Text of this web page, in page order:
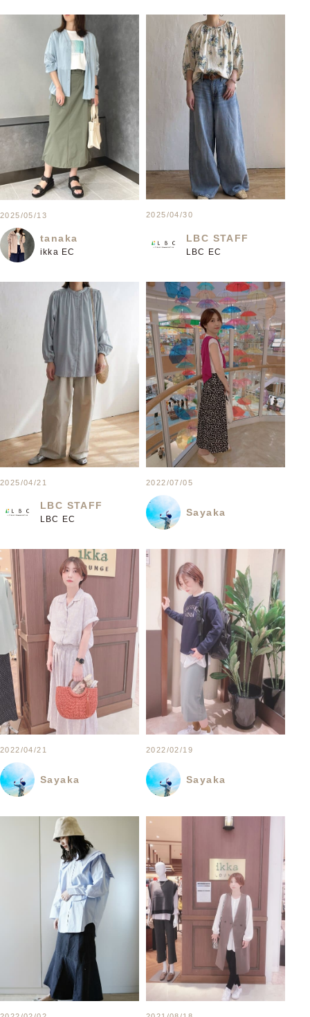
2025/05/13
tanaka
ikka EC
2025/04/30
LBC STAFF
LBC EC
2025/04/21
LBC STAFF
LBC EC
2022/07/05
Sayaka
2022/04/21
Sayaka
2022/02/19
Sayaka